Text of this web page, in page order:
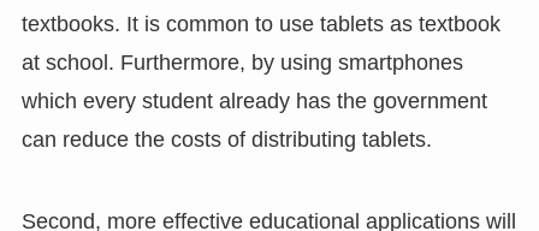
textbooks. It is common to use tablets as textbook
at school. Furthermore, by using smartphones
which every student already has the government
can reduce the costs of distributing tablets.
Second, more effective educational applications will